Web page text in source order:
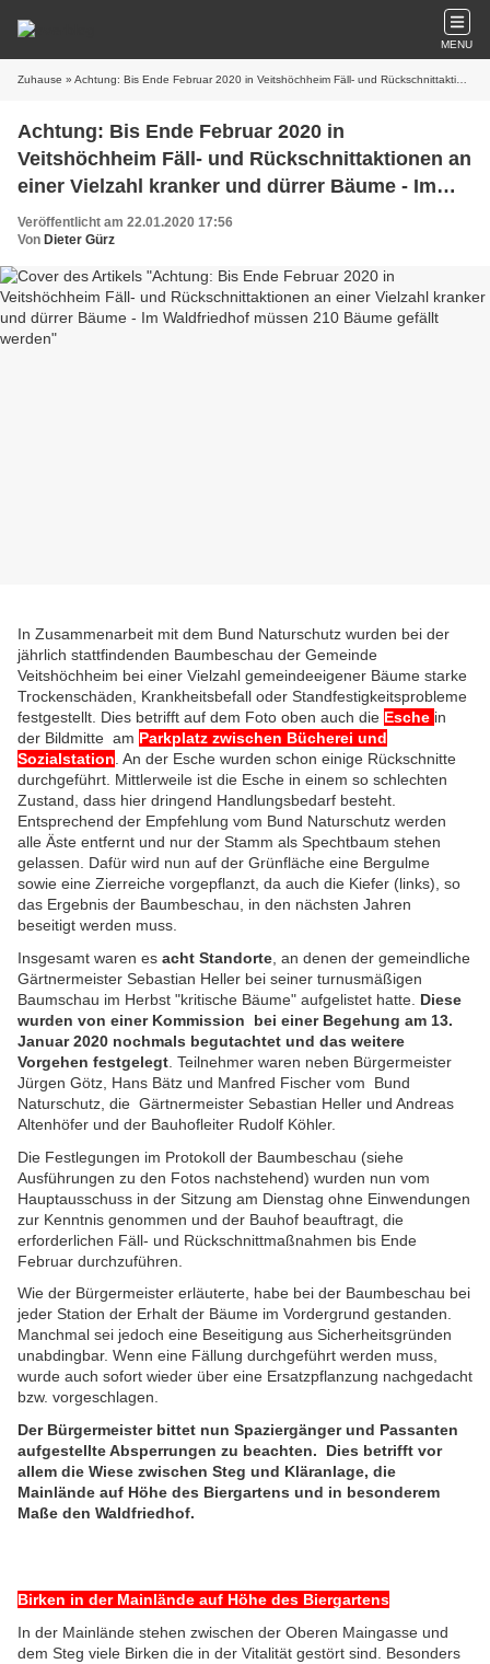
MENU
Zuhause » Achtung: Bis Ende Februar 2020 in Veitshöchheim Fäll- und Rückschnittaktionen an einer Vielzahl kranker und dürrer Bäume - Im Waldfriedhof müssen 210 Bäume gefällt werden
Achtung: Bis Ende Februar 2020 in
Veitshöchheim Fäll- und Rückschnittaktionen an
einer Vielzahl kranker und dürrer Bäume - Im
Waldfriedhof müssen 210 Bäume gefällt werden
Veröffentlicht am 22.01.2020 17:56
Von Dieter Gürz
In Zusammenarbeit mit dem Bund Naturschutz wurden bei der
jährlich stattfindenden Baumbeschau der Gemeinde
Veitshöchheim bei einer Vielzahl gemeindeeigener Bäume starke
Trockenschäden, Krankheitsbefall oder Standfestigkeitsprobleme
festgestellt. Dies betrifft auf dem Foto oben auch die Esche in
der Bildmitte am Parkplatz zwischen Bücherei und
Sozialstation . An der Esche wurden schon einige Rückschnitte
durchgeführt. Mittlerweile ist die Esche in einem so schlechten
Zustand, dass hier dringend Handlungsbedarf besteht.
Entsprechend der Empfehlung vom Bund Naturschutz werden
alle Äste entfernt und nur der Stamm als Spechtbaum stehen
gelassen. Dafür wird nun auf der Grünfläche eine Bergulme
sowie eine Zierreiche vorgepflanzt, da auch die Kiefer (links), so
das Ergebnis der Baumbeschau, in den nächsten Jahren
beseitigt werden muss.
Insgesamt waren es acht Standorte , an denen der gemeindliche
Gärtnermeister Sebastian Heller bei seiner turnusmäßigen
Baumschau im Herbst "kritische Bäume" aufgelistet hatte. Diese
wurden von einer Kommission bei einer Begehung am 13.
Januar 2020 nochmals begutachtet und das weitere
Vorgehen festgelegt Teilnehmer waren neben Bürgermeister
Jürgen Götz, Hans Bätz und Manfred Fischer vom Bund
Naturschutz, die Gärtnermeister Sebastian Heller und Andreas
Altenhöfer und der Bauhofleiter Rudolf Köhler.
Die Festlegungen im Protokoll der Baumbeschau (siehe
Ausführungen zu den Fotos nachstehend) wurden nun vom
Hauptausschuss in der Sitzung am Dienstag ohne Einwendungen
zur Kenntnis genommen und der Bauhof beauftragt, die
erforderlichen Fäll- und Rückschnittmaßnahmen bis Ende
Februar durchzuführen.
Wie der Bürgermeister erläuterte, habe bei der Baumbeschau bei
jeder Station der Erhalt der Bäume im Vordergrund gestanden.
Manchmal sei jedoch eine Beseitigung aus Sicherheitsgründen
unabdingbar. Wenn eine Fällung durchgeführt werden muss,
wurde auch sofort wieder über eine Ersatzpflanzung nachgedacht
bzw. vorgeschlagen.
Der Bürgermeister bittet nun Spaziergänger und Passanten
aufgestellte Absperrungen zu beachten. Dies betrifft vor
allem die Wiese zwischen Steg und Kläranlage, die
Mainlände auf Höhe des Biergartens und in besonderem
Maße den Waldfriedhof.
Birken in der Mainlände auf Höhe des Biergartens
In der Mainlände stehen zwischen der Oberen Maingasse und
dem Steg viele Birken die in der Vitalität gestört sind. Besonders